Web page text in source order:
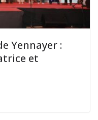
Yennayer :
et